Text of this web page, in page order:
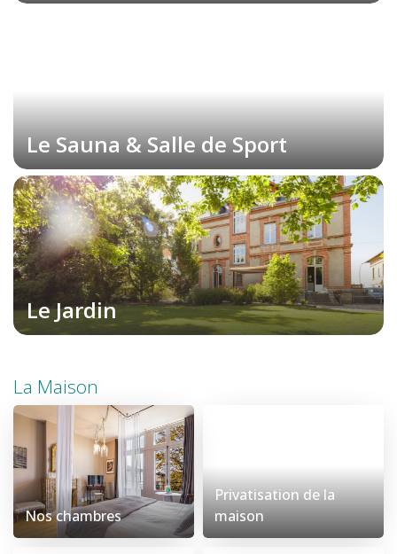
Le Sauna & Salle de Sport
Le Jardin
La Maison
Nos chambres
Privatisation de la
maison